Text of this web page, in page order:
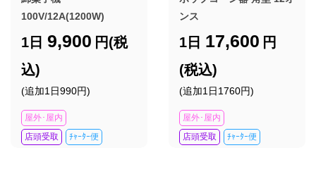
100V/12A(1200W)
1日 9,900 円(税
込)
(追加1日990円)
屋外･屋内
店頭受取
ﾁｬｰﾀｰ便
ンス
1日 17,600 円
(税込)
(追加1日1760円)
屋外･屋内
店頭受取
ﾁｬｰﾀｰ便